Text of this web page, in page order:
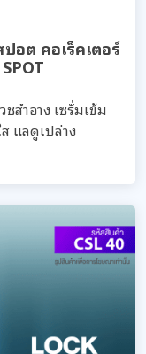
อต คอเร็คเตอร์
สำอาง เซรั่มเข้ม
แลดูเปล่าง